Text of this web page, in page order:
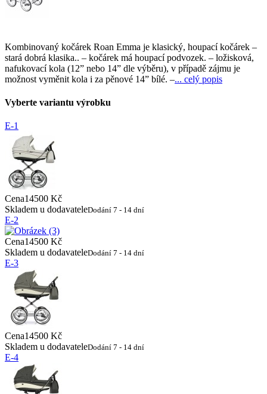
Kombinovaný kočárek Roan Emma je klasický, houpací kočárek –
stará dobrá klasika.. – kočárek má houpací podvozek. – ložisková,
nafukovací kola (12” nebo 14” dle výběru), v případě zájmu je
možnost vyměnit kola i za pěnové 14” bílé. –... celý popis
Vyberte variantu výrobku
E-1
Cena14500 Kč
Skladem u dodavateleDodání 7 - 14 dní
E-2
Cena14500 Kč
Skladem u dodavateleDodání 7 - 14 dní
E-3
Cena14500 Kč
Skladem u dodavateleDodání 7 - 14 dní
E-4